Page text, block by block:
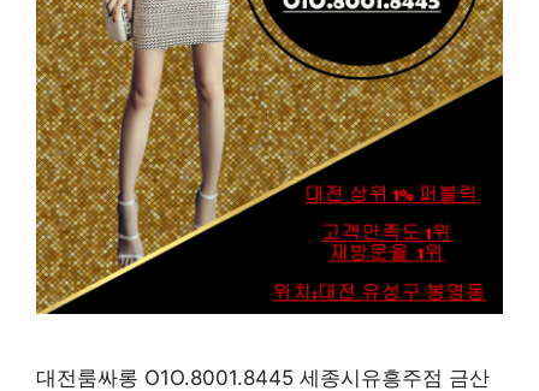
대전룸싸롱 O1O.8001.8445 세종시유흥주점 금산